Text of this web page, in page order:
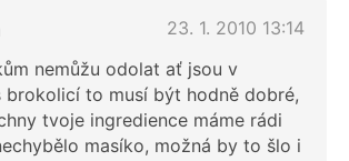
23. 1. 2010 13:14
nemůžu odolat ať jsou v
brokolicí to musí být hodně dobré,
tvoje ingredience máme rádi
masíko, možná by to šlo i